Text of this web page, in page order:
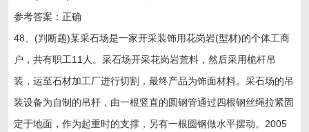
参考答案：正确
48、(判断题)某采石场是一家开采装饰用花岗岩(型材)的个体工商
户，共有职工11人。采石场开采花岗岩荒料，然后采用桅杆吊
装，运至石材加工厂进行切割，最终产品为饰面材料。采石场的吊
装设备为自制的吊杆，由一根竖直的圆钢管通过四根钢丝绳拉紧固
定于地面，作为起重时的支撑，另有一根圆钢做水平摆动。2005